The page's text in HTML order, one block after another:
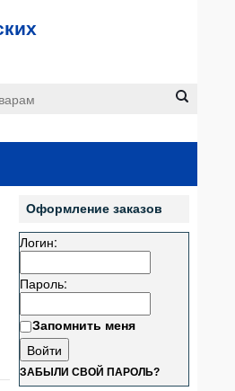
Оформление заказов
Логин:
Пароль:
Запомнить меня
ЗАБЫЛИ СВОЙ ПАРОЛЬ?